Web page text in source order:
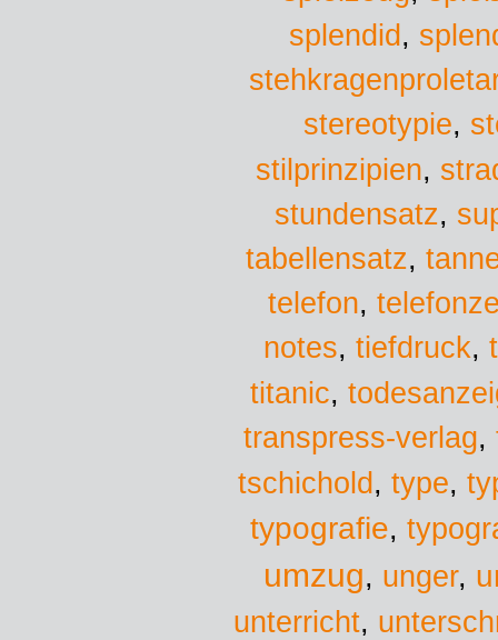
splendid ,
stereotypie,
stilprinzipien,
stundensatz,
tabellensatz,
telefon,
notes, tiefdruck,
titanic,
transpress-verlag,
tschichold , type,
typografie,
umzug, unger,
unterricht,